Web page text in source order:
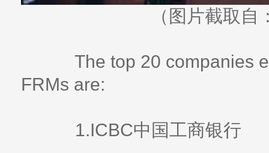
（图片截取
The top 20 companies
FRMs are:
1.ICBC中国工商银行